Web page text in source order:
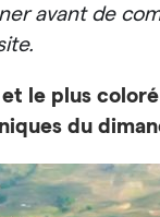
avant de
et le plus
du